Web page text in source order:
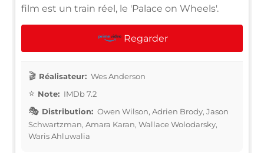
film est un train réel, le 'Palace on Wheels'.
Regarder
Réalisateur: Wes Anderson
Note: IMDb 7.2
Distribution: Owen Wilson, Adrien Brody, Jason
Schwartzman, Amara Karan, Wallace Wolodarsky,
Waris Ahluwalia